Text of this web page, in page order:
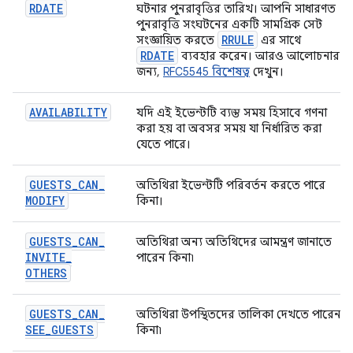
RDATE
ঘটনার পুনরাবৃত্তির তারিখ। আপনি সাধারণত
পুনরাবৃত্তি সংঘটনের একটি সামগ্রিক সেট
সংজ্ঞায়িত করতে RRULE এর সাথে
RDATE ব্যবহার করেন। আরও আলোচনার
জন্য, RFC5545 বিশেষত্ব দেখুন।
AVAILABILITY
যদি এই ইভেন্টটি ব্যস্ত সময় হিসাবে গণনা
করা হয় বা অবসর সময় যা নির্ধারিত করা
যেতে পারে।
GUESTS_CAN_
MODIFY
অতিথিরা ইভেন্টটি পরিবর্তন করতে পারে
কিনা।
GUESTS_CAN_
INVITE_
OTHERS
অতিথিরা অন্য অতিথিদের আমন্ত্রণ জানাতে
পারেন কিনা৷
GUESTS_CAN_
SEE_GUESTS
অতিথিরা উপস্থিতদের তালিকা দেখতে পারেন
কিনা৷